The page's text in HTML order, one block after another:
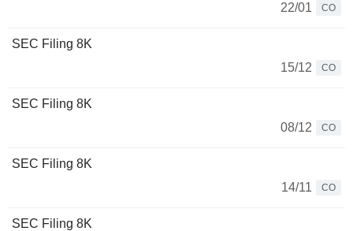
22/01
CO
SEC Filing 8K
15/12
CO
SEC Filing 8K
08/12
CO
SEC Filing 8K
14/11
CO
SEC Filing 8K